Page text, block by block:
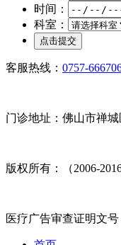
时间：
科室：
客服热线： 0757-
门诊地址：佛山市禅
版权所有：（2006-
医疗广告审查证明文号